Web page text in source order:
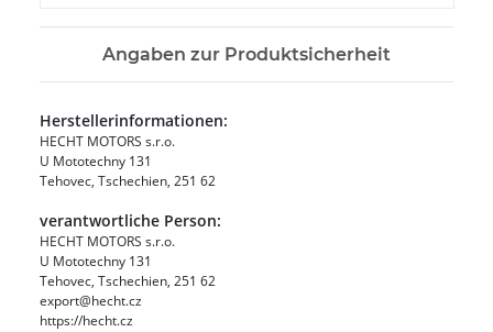
Angaben zur Produktsicherheit
Herstellerinformationen:
HECHT MOTORS s.r.o.
U Mototechny 131
Tehovec, Tschechien, 251 62
verantwortliche Person:
HECHT MOTORS s.r.o.
U Mototechny 131
Tehovec, Tschechien, 251 62
export@hecht.cz
https://hecht.cz